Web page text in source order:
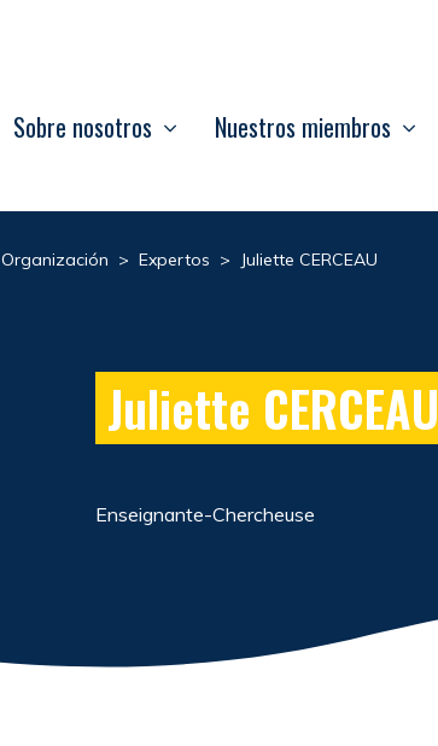
Sobre nosotros Nuestros miembros
Organización > Expertos > Juliette CERCEAU
Juliette CERCEAU
Enseignante-Chercheuse